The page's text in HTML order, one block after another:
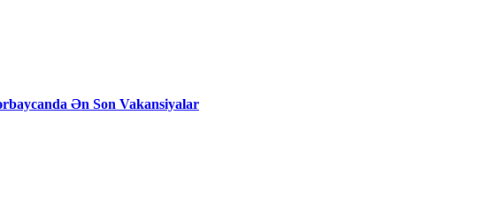
Ən Son Vakansiyalar